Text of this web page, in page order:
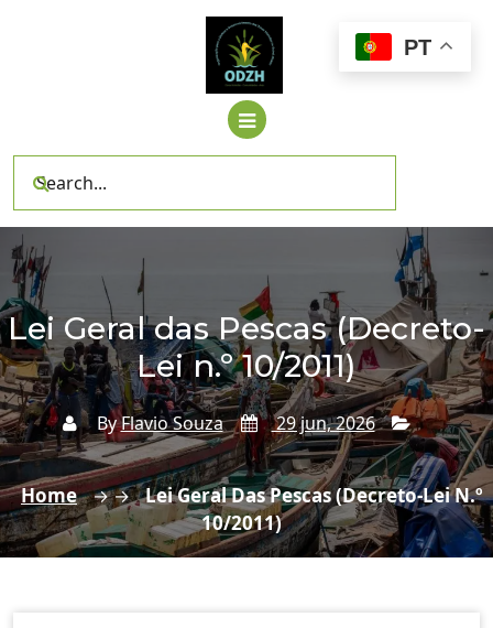
Lei Geral das Pescas (Decreto-
Lei n.º 10/2011)
ByFlavio Souza 29 jun, 2026
Home → → Lei Geral Das Pescas (Decreto-Lei N.º
10/2011)
PT